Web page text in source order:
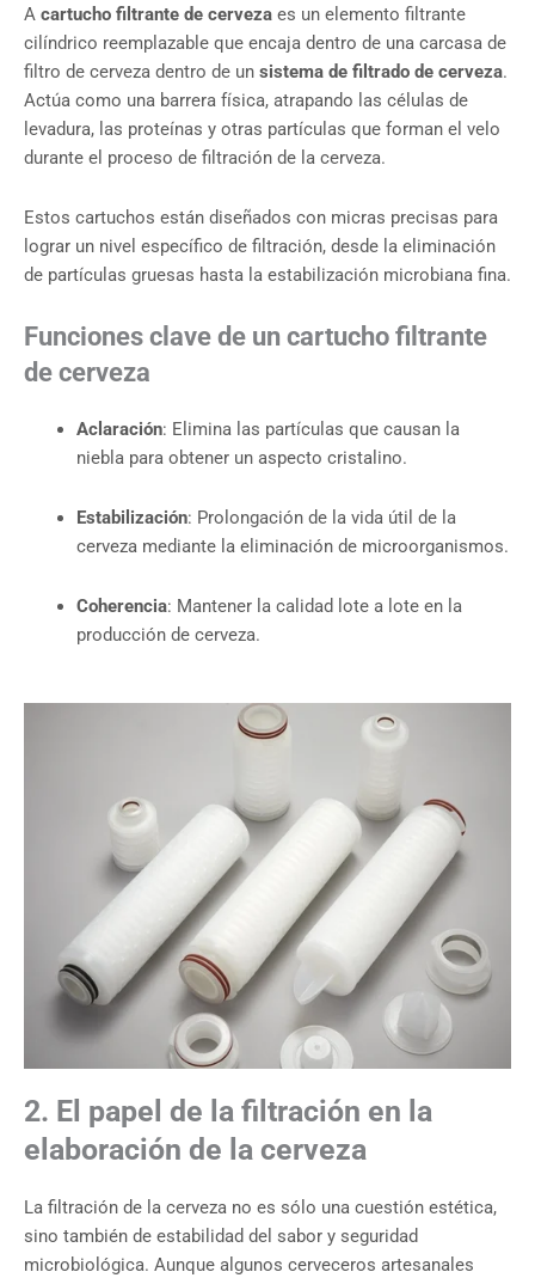
A cartucho filtrante de cerveza es un elemento filtrante
cilíndrico reemplazable que encaja dentro de una carcasa de
filtro de cerveza dentro de un sistema de filtrado de cerveza.
Actúa como una barrera física, atrapando las células de
levadura, las proteínas y otras partículas que forman el velo
durante el proceso de filtración de la cerveza.
Estos cartuchos están diseñados con micras precisas para
lograr un nivel específico de filtración, desde la eliminación
de partículas gruesas hasta la estabilización microbiana fina.
Funciones clave de un cartucho filtrante
de cerveza
Aclaración: Elimina las partículas que causan la
niebla para obtener un aspecto cristalino.
Estabilización: Prolongación de la vida útil de la
cerveza mediante la eliminación de microorganismos.
Coherencia: Mantener la calidad lote a lote en la
producción de cerveza.
2. El papel de la filtración en la
elaboración de la cerveza
La filtración de la cerveza no es sólo una cuestión estética,
sino también de estabilidad del sabor y seguridad
microbiológica. Aunque algunos cerveceros artesanales